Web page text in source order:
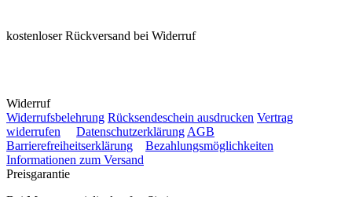
kostenloser Rückversand bei Widerruf
Widerruf
Widerrufsbelehrung Rücksendeschein ausdrucken Vertrag
widerrufen
Datenschutzerklärung AGB
Barrierefreiheitserklärung
Bezahlungsmöglichkeiten
Informationen zum Versand
Preisgarantie